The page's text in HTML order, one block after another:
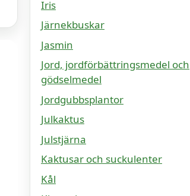
Iris
Järnekbuskar
Jasmin
Jord, jordförbättringsmedel och
gödselmedel
Jordgubbsplantor
Julkaktus
Julstjärna
Kaktusar och suckulenter
Kål